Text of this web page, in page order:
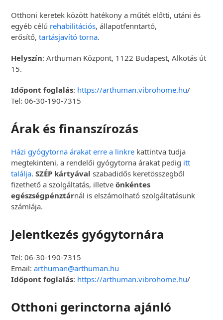
Otthoni keretek között hatékony a műtét előtti, utáni és
egyéb célú rehabilitációs, állapotfenntartó,
erősítő,tartásjavító torna.
Helyszín: Arthuman Központ, 1122 Budapest, Alkotás út
15.
Időpont foglalás: https://arthuman.vibrohome.hu/
Tel: 06-30-190-7315
Árak és finanszírozás
Házi gyógytorna árakat erre a linkre kattintva tudja
megtekinteni, a rendelői gyógytorna árakat pedig itt
találja.SZÉP kártyával szabadidős keretösszegből
fizethető a szolgáltatás, illetveönkéntes
egészségpénztárnál is elszámolható szolgáltatásunk
számlája.
Jelentkezés gyógytornára
Tel: 06-30-190-7315
Email: arthuman@arthuman.hu
Időpont foglalás: https://arthuman.vibrohome.hu/
Otthoni gerinctorna ajánló